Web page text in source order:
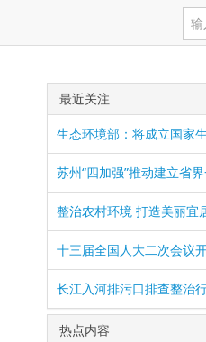
最近关注
生态环境部：将成立国家
苏州“四加强”推动建立省
整治农村环境 打造美丽宜
十三届全国人大二次会议
长江入河排污口排查整治
热点内容